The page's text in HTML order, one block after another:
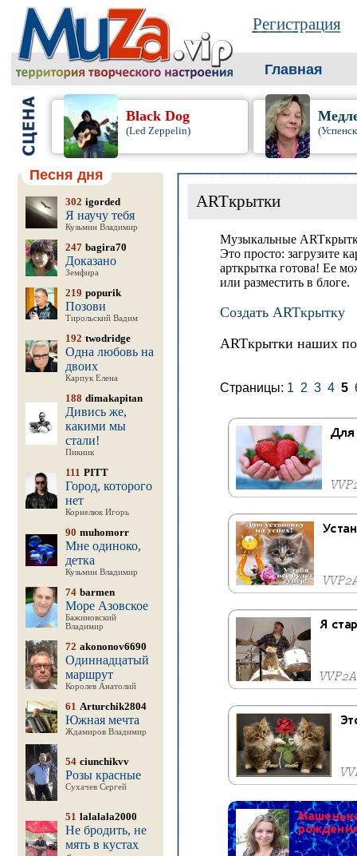
Регистрация
Главная
Black Dog
(Led Zeppelin)
Песня дня
302 igorded
Я научу тебя
Кузьмин Владимир
247 bagira70
Доказано
Земфира
219 popurik
Позови
Тирольский Вадим
192 twodridge
Одна любовь на
двоих
Карпук Елена
188 dimakapitan
Дивись же,
какими мы
стали!
Пикник
111 PITT
Город, которого
нет
Корнелюк Игорь
90 muhomorr
Мне одиноко,
детка
Кузьмин Владимир
74 barmen
Море Азовское
Бажиновский
Владимир
72 akononov6690
Одиннадцатый
маршрут
Королев Анатолий
61 Arturchik2804
Южная мечта
Ждамиров Владимир
54 ciunchikvv
Розы красные
Сухачев Сергей
51 lalalala2000
Не бродить, не
мять в кустах
ARTкрытки
Музыкальные
Это просто: загрузите
арткрытка готова! Ее
или разместить в блоге.
Создать ARTкрытку
ARTкрытки наших
Страницы: 1 2 3 4 5